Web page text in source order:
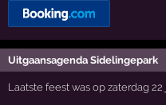
Uitgaansagenda Sidelingepark
Laatste feest was op zaterdag 22